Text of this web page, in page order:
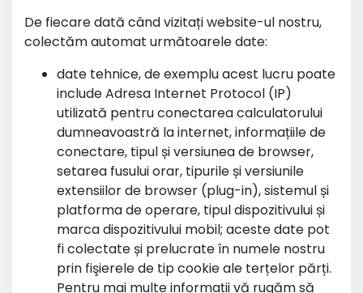
De fiecare dată când vizitați website-ul nostru,
colectăm automat următoarele date:
date tehnice, de exemplu acest lucru poate
include Adresa Internet Protocol (IP)
utilizată pentru conectarea calculatorului
dumneavoastră la internet, informațiile de
conectare, tipul și versiunea de browser,
setarea fusului orar, tipurile și versiunile
extensiilor de browser (plug-in), sistemul și
platforma de operare, tipul dispozitivului și
marca dispozitivului mobil; aceste date pot
fi colectate și prelucrate în numele nostru
prin fişierele de tip cookie ale terțelor părți.
Pentru mai multe informații vă rugăm să